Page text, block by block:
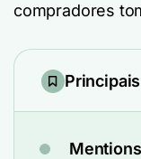
compradores